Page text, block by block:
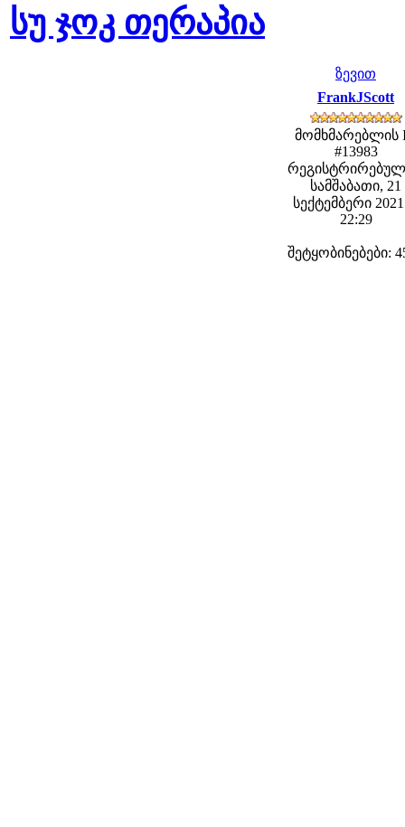
სუ ჯოკ თერაპია
ზევით
FrankJScott
მომხმარებლის
#13983
სამშაბათი, 21
სექტემბერი
22:29
შეტყობინებები: